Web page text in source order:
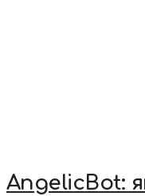
AngelicBot: